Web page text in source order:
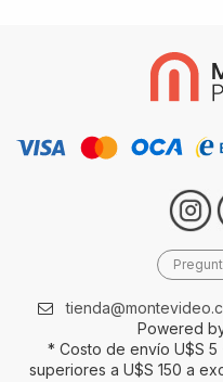
Powered
* Costo de envío U$S 5
superiores a U$S 150 a